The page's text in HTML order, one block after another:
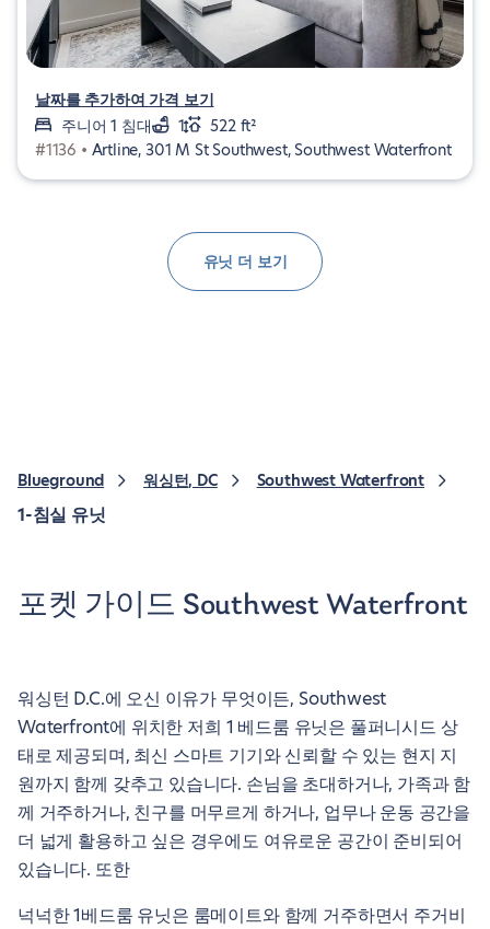
날짜를 추가하여 가격 보기
주니어 1 침대
1
522 ft²
#1136 • Artline, 301 M St Southwest, Southwest Waterfront
유닛 더 보기
Blueground 워싱턴, DC Southwest Waterfront
1-침실 유닛
포켓 가이드 Southwest Waterfront
워싱턴 D.C.에 오신 이유가 무엇이든, Southwest
Waterfront에 위치한 저희 1 베드룸 유닛은 풀퍼니시드 상
태로 제공되며, 최신 스마트 기기와 신뢰할 수 있는 현지 지
원까지 함께 갖추고 있습니다. 손님을 초대하거나, 가족과 함
께 거주하거나, 친구를 머무르게 하거나, 업무나 운동 공간을
더 넓게 활용하고 싶은 경우에도 여유로운 공간이 준비되어
있습니다. 또한
넉넉한 1베드룸 유닛은 룸메이트와 함께 거주하면서 주거비